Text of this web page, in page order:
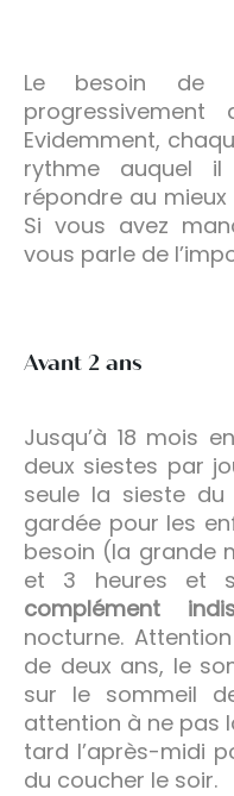
Le besoin de
Evidemment,
rythme auquel il
répondre au
Si vous avez
vous parle de
Avant 2 ans
Jusqu’à 18 mois
deux siestes par
seule la sieste du
gardée pour les
besoin (la grande
et 3 heures et
complément
nocturne.
de deux ans, le
sur le sommeil
attention à ne pas
tard l’après-midi
du coucher le soir.